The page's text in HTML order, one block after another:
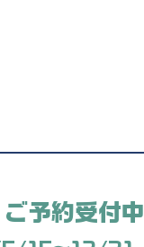
予約受付中